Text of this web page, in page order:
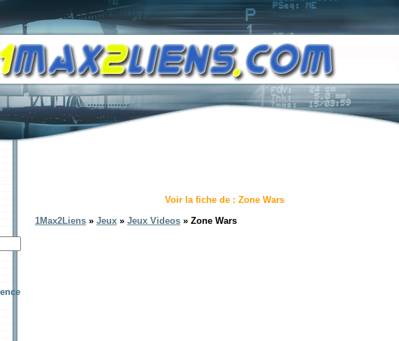
Voir la fiche de : Zone Wars
1Max2Liens » Jeux » Jeux Videos » Zone Wars